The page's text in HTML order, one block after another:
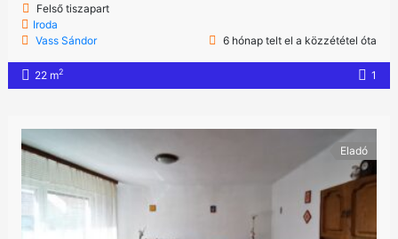
Felső tiszapart
Iroda
Vass Sándor
6 hónap telt el a közzététel óta
22 m2 1
Eladó